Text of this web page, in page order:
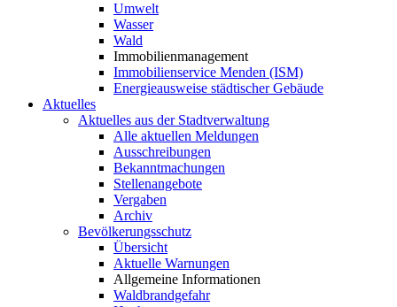
Umwelt
Wasser
Wald
Immobilienmanagement
Immobilienservice Menden (ISM)
Energieausweise städtischer Gebäude
Aktuelles
Aktuelles aus der Stadtverwaltung
Alle aktuellen Meldungen
Ausschreibungen
Bekanntmachungen
Stellenangebote
Vergaben
Archiv
Bevölkerungsschutz
Übersicht
Aktuelle Warnungen
Allgemeine Informationen
Waldbrandgefahr